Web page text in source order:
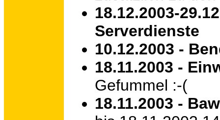
18.12.2003-
Serverdienste
10.12.2003 -
18.11.2003 -
Gefummel :-(
18.11.2003 -